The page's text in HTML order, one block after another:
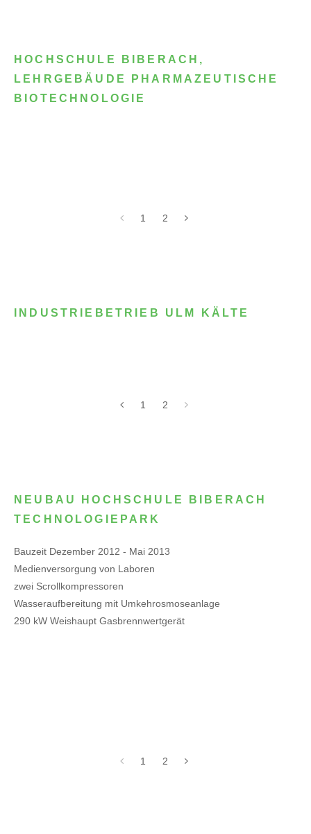
HOCHSCHULE BIBERACH,
LEHRGEBÄUDE PHARMAZEUTISCHE
BIOTECHNOLOGIE
1 2
INDUSTRIEBETRIEB ULM KÄLTE
1 2
NEUBAU HOCHSCHULE BIBERACH
TECHNOLOGIEPARK
Bauzeit Dezember 2012 - Mai 2013
Medienversorgung von Laboren
zwei Scrollkompressoren
Wasseraufbereitung mit Umkehrosmoseanlage
290 kW Weishaupt Gasbrennwertgerät
1 2